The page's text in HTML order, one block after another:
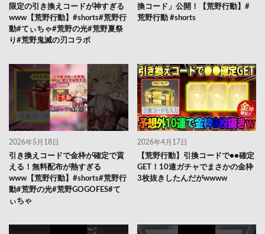
限定の引き換えコードが神すぎる
www【荒野行動】#shorts#荒野行
動#てぃちゃ#荒野の光#荒野夏祭
り#荒野鬼滅の刃コラボ
換コード」公開！【荒野行動】#
荒野行動 #shorts
2026年5月18日
引き換えコードで金枠が確定で貰
える！無料配布が熱すぎる
www【荒野行動】#shorts#荒野行
動#荒野の光#荒野GOGOFES#て
ぃちゃ
2026年4月17日
【荒野行動】引換コードで●●確定
GET！10連ガチャでまさかの金枠
3枚抜きしたんだがwwww